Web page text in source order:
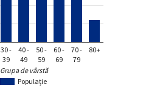
Populație
30 -
39
40 -
49
50 -
59
60 -
69
70 -
79
80+
Grupa de vârstă